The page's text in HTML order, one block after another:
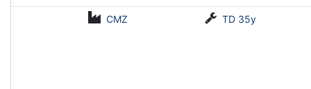
CMZ TD 35y